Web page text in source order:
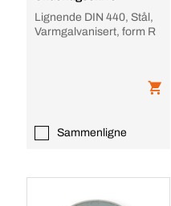
Lignende DIN 440, Stål,
Varmgalvanisert, form R
Sammenligne